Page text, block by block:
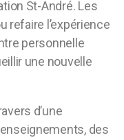
St-André. Les
refaire l’expérience
personnelle
une nouvelle
d’une
des